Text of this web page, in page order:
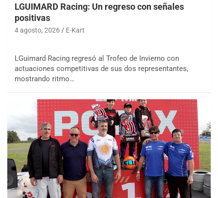
LGUIMARD Racing: Un regreso con señales
positivas
4 agosto, 2026 E-Kart
LGuimard Racing regresó al Trofeo de Invierno con
actuaciones competitivas de sus dos representantes,
mostrando ritmo…